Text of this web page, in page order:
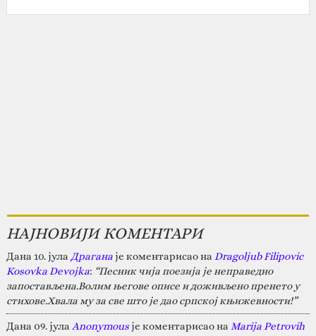
НАЈНОВИЈИ КОМЕНТАРИ
Дана 10. јула Драганаје коментарисао на Dragoljub Filipovic
Kosovka Devojka: “Песник чија поезија је неправедно
запостављена.Волим његове описе и доживљено пренето у
стихове.Хвала му за све што је дао српској књижевности!”
Дана 09. јула Anonymousје коментарисао на Marija Petrovih